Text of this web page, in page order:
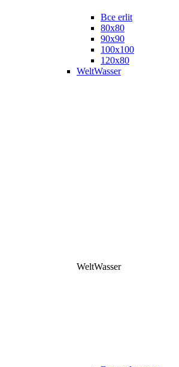
Все erlit
80x80
90x90
100x100
120x80
WeltWasser
WeltWasser